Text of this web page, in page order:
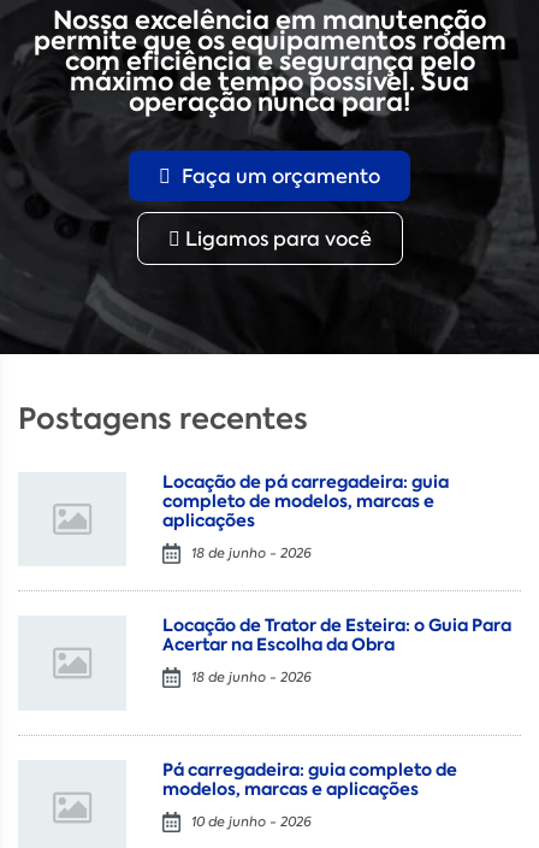
Nossa excelência em manutenção
permite que os equipamentos rodem
com eficiência e segurança pelo
máximo de tempo possível. Sua
operação nunca para!
Faça um orçamento
Ligamos para você
Postagens recentes
Locação de pá carregadeira: guia
completo de modelos, marcas e
aplicações
18 de junho - 2026
Locação de Trator de Esteira: o Guia Para
Acertar na Escolha da Obra
18 de junho - 2026
Pá carregadeira: guia completo de
modelos, marcas e aplicações
10 de junho - 2026